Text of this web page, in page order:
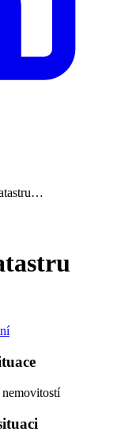
nemovitostí